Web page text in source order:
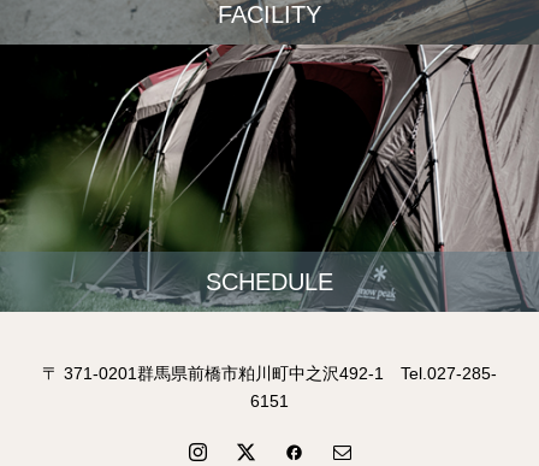
FACILITY
SCHEDULE
〒 371-0201群馬県前橋市粕川町中之沢492-1 Tel.027-285-
6151